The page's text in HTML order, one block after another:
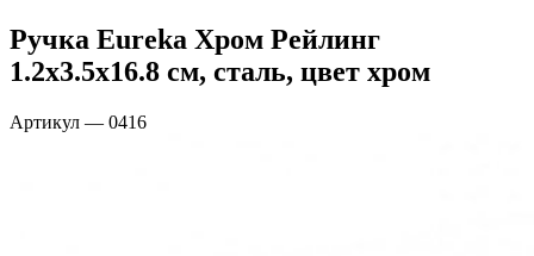
Ручка Eureka Хром Рейлинг
1.2х3.5х16.8 см, сталь, цвет хром
Артикул — 0416